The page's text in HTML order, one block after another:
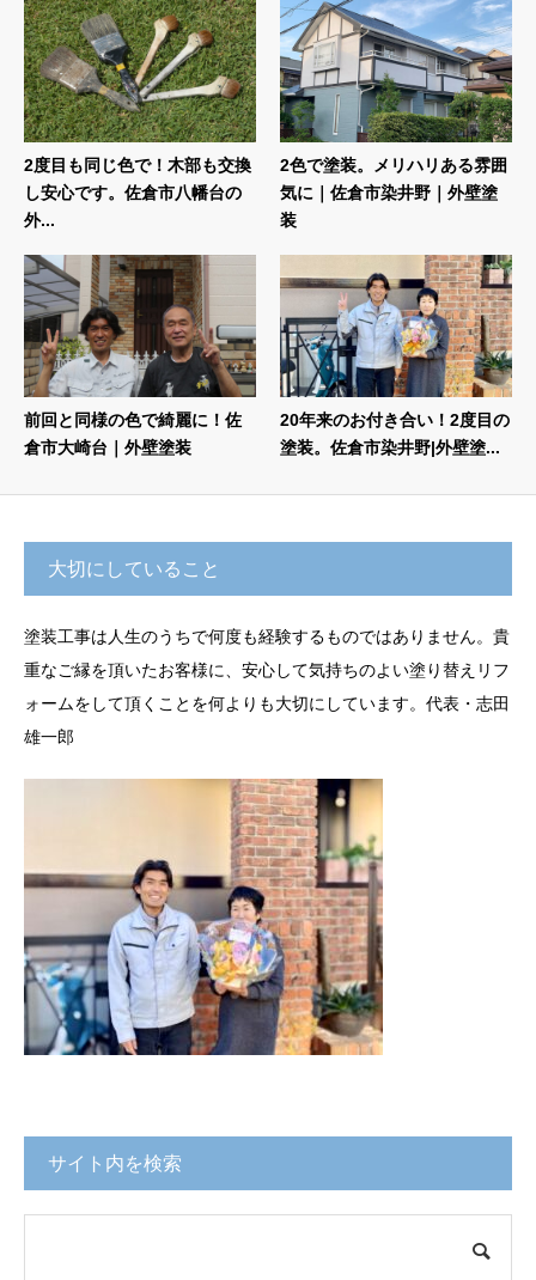
2度目も同じ色で！木部も交換
し安心です。佐倉市八幡台の
外...
2色で塗装。メリハリある雰囲
気に｜佐倉市染井野｜外壁塗
装
前回と同様の色で綺麗に！佐
倉市大崎台｜外壁塗装
20年来のお付き合い！2度目の
塗装。佐倉市染井野|外壁塗...
大切にしていること
塗装工事は人生のうちで何度も経験するものではありません。貴
重なご縁を頂いたお客様に、安心して気持ちのよい塗り替えリフ
ォームをして頂くことを何よりも大切にしています。代表・志田
雄一郎
サイト内を検索